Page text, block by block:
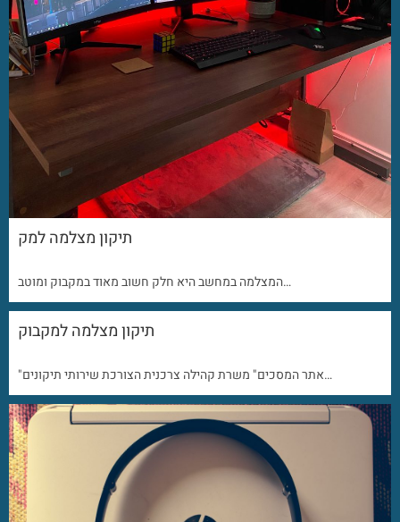
תיקון מצלמה למק
המצלמה במחשב היא חלק חשוב מאוד במקבוק ומוטב…
תיקון מצלמה למקבוק
"אתר המסכים" משרת קהילה צרכנית הצורכת שירותי תיקונים…